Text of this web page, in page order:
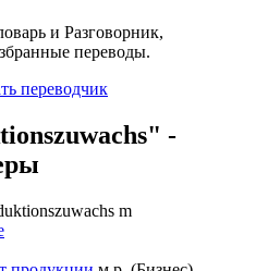
и Разговорник,
переводы.
-
m